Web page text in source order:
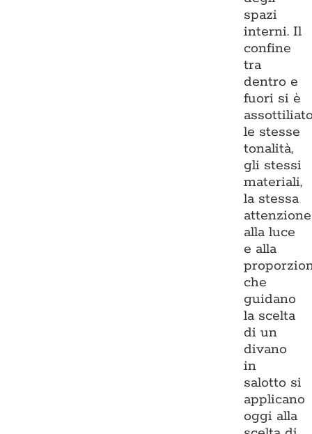
spazi
interni. Il
confine
tra
dentro e
fuori si è
le stesse
tonalità,
gli stessi
materiali,
la stessa
attenzione
alla luce
e alla
che
guidano
la scelta
di un
divano
in
salotto si
applicano
oggi alla